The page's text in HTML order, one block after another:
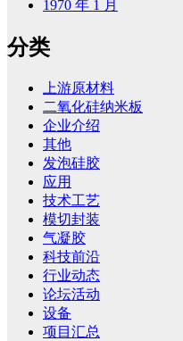
1970 年 1 月
分类
上游原材料
二氧化硅纳米板
企业介绍
其他
发泡硅胶
应用
技术工艺
模切封装
气凝胶
科技前沿
行业动态
论坛活动
设备
项目汇总